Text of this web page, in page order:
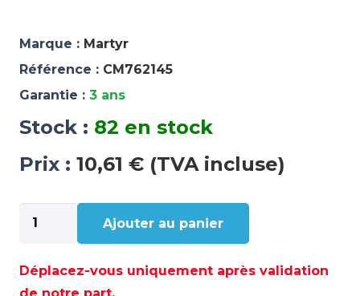
Marque : Martyr
Référence : CM762145
Garantie : 3 ans
Stock : 82 en stock
Prix : 10,61 € (TVA incluse)
quantité
de
ALPHA
ONE
Ajouter au panier
Déplacez-vous uniquement après validation